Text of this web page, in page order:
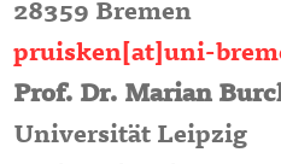
28359 Bremen
pruisken[at]uni-
Prof. Dr. Marian
Universität Leipzig